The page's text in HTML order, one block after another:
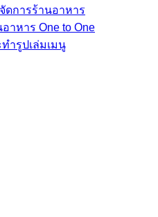
ดการร้านอาหาร
าหาร One to One
ำรูปเล่มเมนู